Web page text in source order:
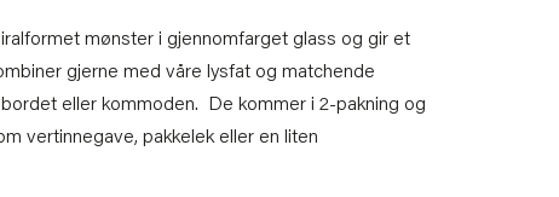
mønster i gjennomfarget glass og gir et
gjerne med våre lysfat og matchende
eller kommoden. De kommer i 2-pakning og
vertinnegave, pakkelek eller en liten